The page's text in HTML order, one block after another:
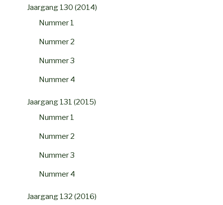
Jaargang 130 (2014)
Nummer 1
Nummer 2
Nummer 3
Nummer 4
Jaargang 131 (2015)
Nummer 1
Nummer 2
Nummer 3
Nummer 4
Jaargang 132 (2016)